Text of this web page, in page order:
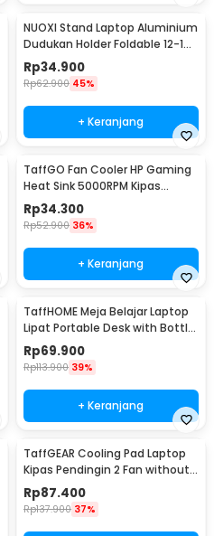
NUOXI Stand Laptop Aluminium
Dudukan Holder Foldable 12-17
Inch - N3
Rp34.900
Rp62.900 45%
+ Keranjang
TaffGO Fan Cooler HP Gaming
Heat Sink 5000RPM Kipas
Pendingin 5V - H-15
Rp34.300
Rp52.900 36%
+ Keranjang
TaffHOME Meja Belajar Laptop
Lipat Portable Desk with Bottle
Hole - L62
Rp69.900
Rp113.900 39%
+ Keranjang
TaffGEAR Cooling Pad Laptop
Kipas Pendingin 2 Fan without
Knob Speed - Q100
Rp87.400
Rp137.900 37%